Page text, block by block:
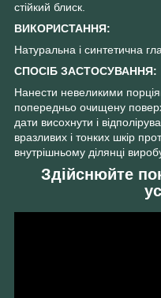
стійкий блиск.
ВИКОРИСТАННЯ:
Натуральна і синтетична
СПОСІБ ЗАСТОСУВАННЯ:
Нанести невеликими
попередньо очищену
дати висохнути і
вразливих і тонких шкір
внутрішньому ділянці
Здійснюйте